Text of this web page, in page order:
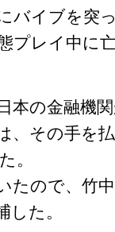
バイブを突
プレイ中に
本の金融機
、その手を
。
たので、竹
した。